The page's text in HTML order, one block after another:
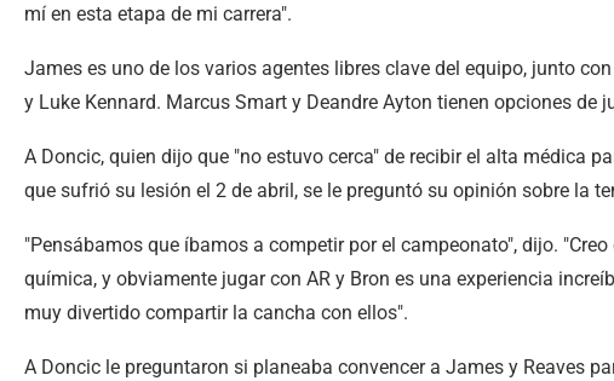
mí en esta etapa de mi carrera".
James es uno de los varios agentes libres clave del equipo, junto
y Luke Kennard. Marcus Smart y Deandre Ayton tienen opciones de
A Doncic, quien dijo que "no estuvo cerca" de recibir el alta médica
que sufrió su lesión el 2 de abril, se le preguntó su opinión sobre la
"Pensábamos que íbamos a competir por el campeonato", dijo.
química, y obviamente jugar con AR y Bron es una experiencia
muy divertido compartir la cancha con ellos".
A Doncic le preguntaron si planeaba convencer a James y Reaves